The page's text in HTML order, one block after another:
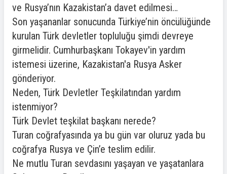
ve Rusya’nın Kazakistan’a davet edilmesi…
Son yaşananlar sonucunda Türkiye’nin öncülüğünde
kurulan Türk devletler topluluğu şimdi devreye
girmelidir. Cumhurbaşkanı Tokayev'in yardım
istemesi üzerine, Kazakistan'a Rusya Asker
gönderiyor.
Neden, Türk Devletler Teşkilatından yardım
istenmiyor?
Türk Devlet teşkilat başkanı nerede?
Turan coğrafyasında ya bu gün var oluruz yada bu
coğrafya Rusya ve Çin’e teslim edilir.
Ne mutlu Turan sevdasını yaşayan ve yaşatanlara